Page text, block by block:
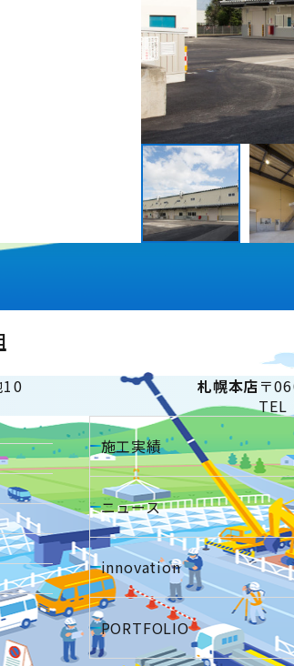
10
札幌本店〒
TEL
施工実績
ニュース
innovation
PORTFOLIO